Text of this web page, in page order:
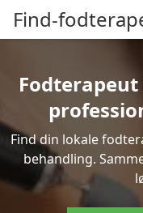
Find-
Fodterapeut
Find din lokale
behandling.